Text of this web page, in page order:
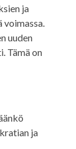
ja
voimassa.
uuden
Tämä on
ja